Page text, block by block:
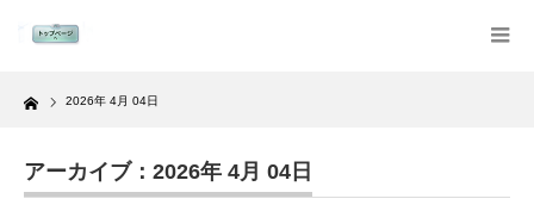
Home 2026年 4月 04日
アーカイブ：2026年 4月 04日